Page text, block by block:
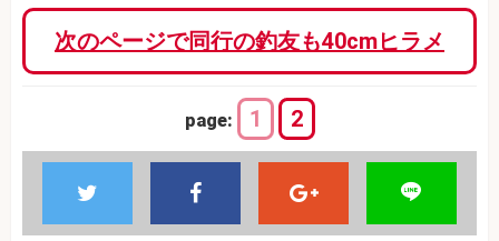
次のページで同行の釣友も40cmヒラメ
page: 1 2